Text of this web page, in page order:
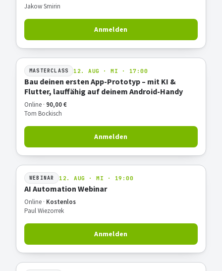
Jakow Smirin
Anmelden
MASTERCLASS 12. AUG · MI · 17:00
Bau deinen ersten App-Prototyp – mit KI &
Flutter, lauffähig auf deinem Android-Handy
Online · 90,00 €
Tom Bockisch
Anmelden
WEBINAR 12. AUG · MI · 19:00
AI Automation Webinar
Online · Kostenlos
Paul Wiezorrek
Anmelden